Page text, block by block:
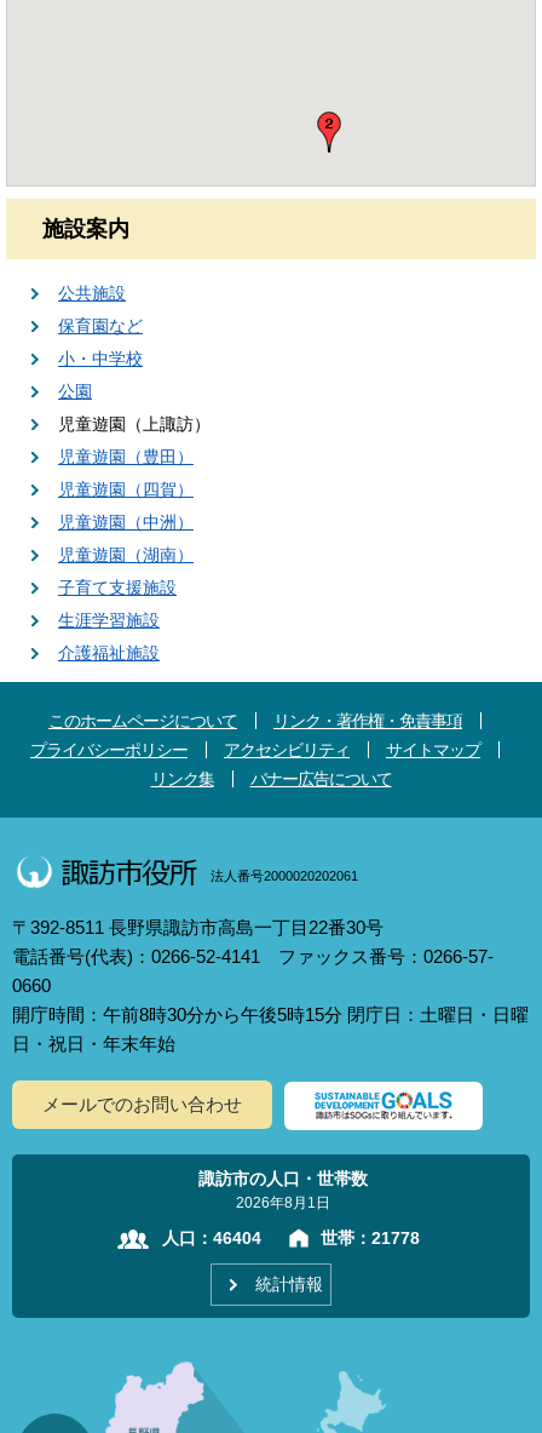
施設案内
公共施設
保育園など
小・中学校
公園
児童遊園（上諏訪）
児童遊園（豊田）
児童遊園（四賀）
児童遊園（中洲）
児童遊園（湖南）
子育て支援施設
生涯学習施設
介護福祉施設
このホームページについて
リンク・著作権・免責事項
プライバシーポリシー
アクセシビリティ
サイトマップ
リンク集
バナー広告について
法人番号2000020202061
〒392-8511 長野県諏訪市高島一丁目22番30号
電話番号(代表)：0266-52-4141 ファックス番号：0266-57-
0660
開庁時間：午前8時30分から午後5時15分 閉庁日：土曜日・日曜
日・祝日・年末年始
メールでのお問い合わせ
諏訪市の人口・世帯数
2026年8月1日
人口： 46404 世帯： 21778
統計情報